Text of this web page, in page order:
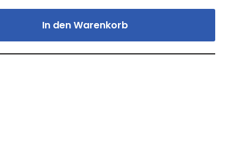
In den Warenkorb